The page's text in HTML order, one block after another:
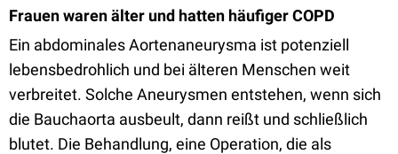
Frauen waren älter und hatten häufiger COPD
Ein abdominales Aortenaneurysma ist potenziell
lebensbedrohlich und bei älteren Menschen weit
verbreitet. Solche Aneurysmen entstehen, wenn sich
die Bauchaorta ausbeult, dann reißt und schließlich
blutet. Die Behandlung, eine Operation, die als